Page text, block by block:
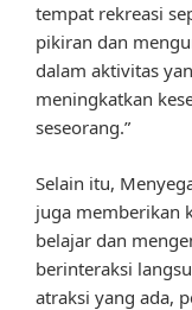
tempat rekreasi
pikiran dan
dalam aktivitas
meningkatkan
seseorang.”
Selain itu,
juga memberikan
belajar dan
berinteraksi
atraksi yang ada,